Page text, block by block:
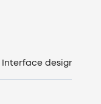
Interface design